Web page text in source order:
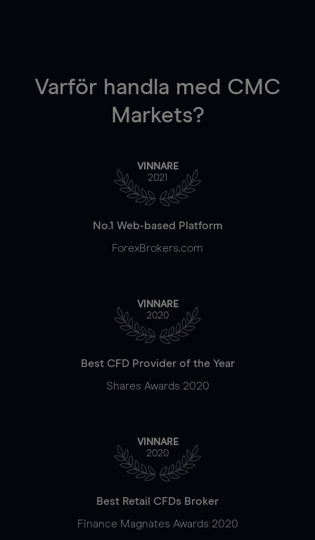
Varför handla med CMC
Markets?
VINNARE
2021
No.1 Web-based Platform
ForexBrokers.com
VINNARE
2020
Best CFD Provider of the Year
Shares Awards 2020
VINNARE
2020
Best Retail CFDs Broker
Finance Magnates Awards 2020